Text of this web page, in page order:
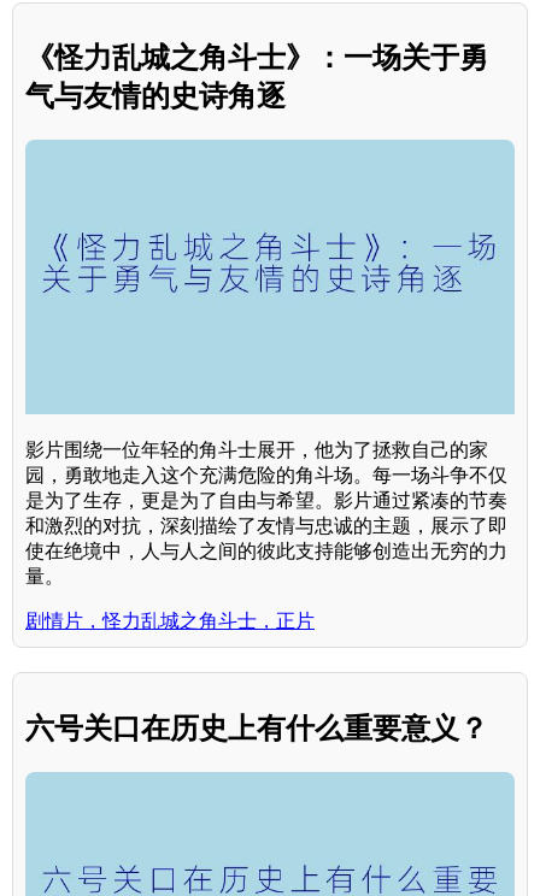
《怪力乱城之角斗士》：一场关于勇
气与友情的史诗角逐
影片围绕一位年轻的角斗士展开，他为了拯救自己的家
园，勇敢地走入这个充满危险的角斗场。每一场斗争不仅
是为了生存，更是为了自由与希望。影片通过紧凑的节奏
和激烈的对抗，深刻描绘了友情与忠诚的主题，展示了即
使在绝境中，人与人之间的彼此支持能够创造出无穷的力
量。
剧情片，怪力乱城之角斗士，正片
六号关口在历史上有什么重要意义？